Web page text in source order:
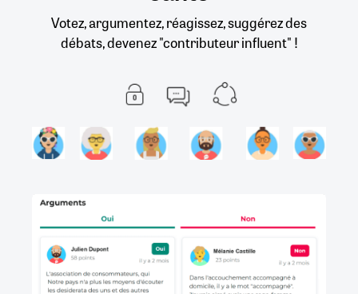
Votez, argumentez, réagissez, suggérez des
débats, devenez "contributeur influent" !